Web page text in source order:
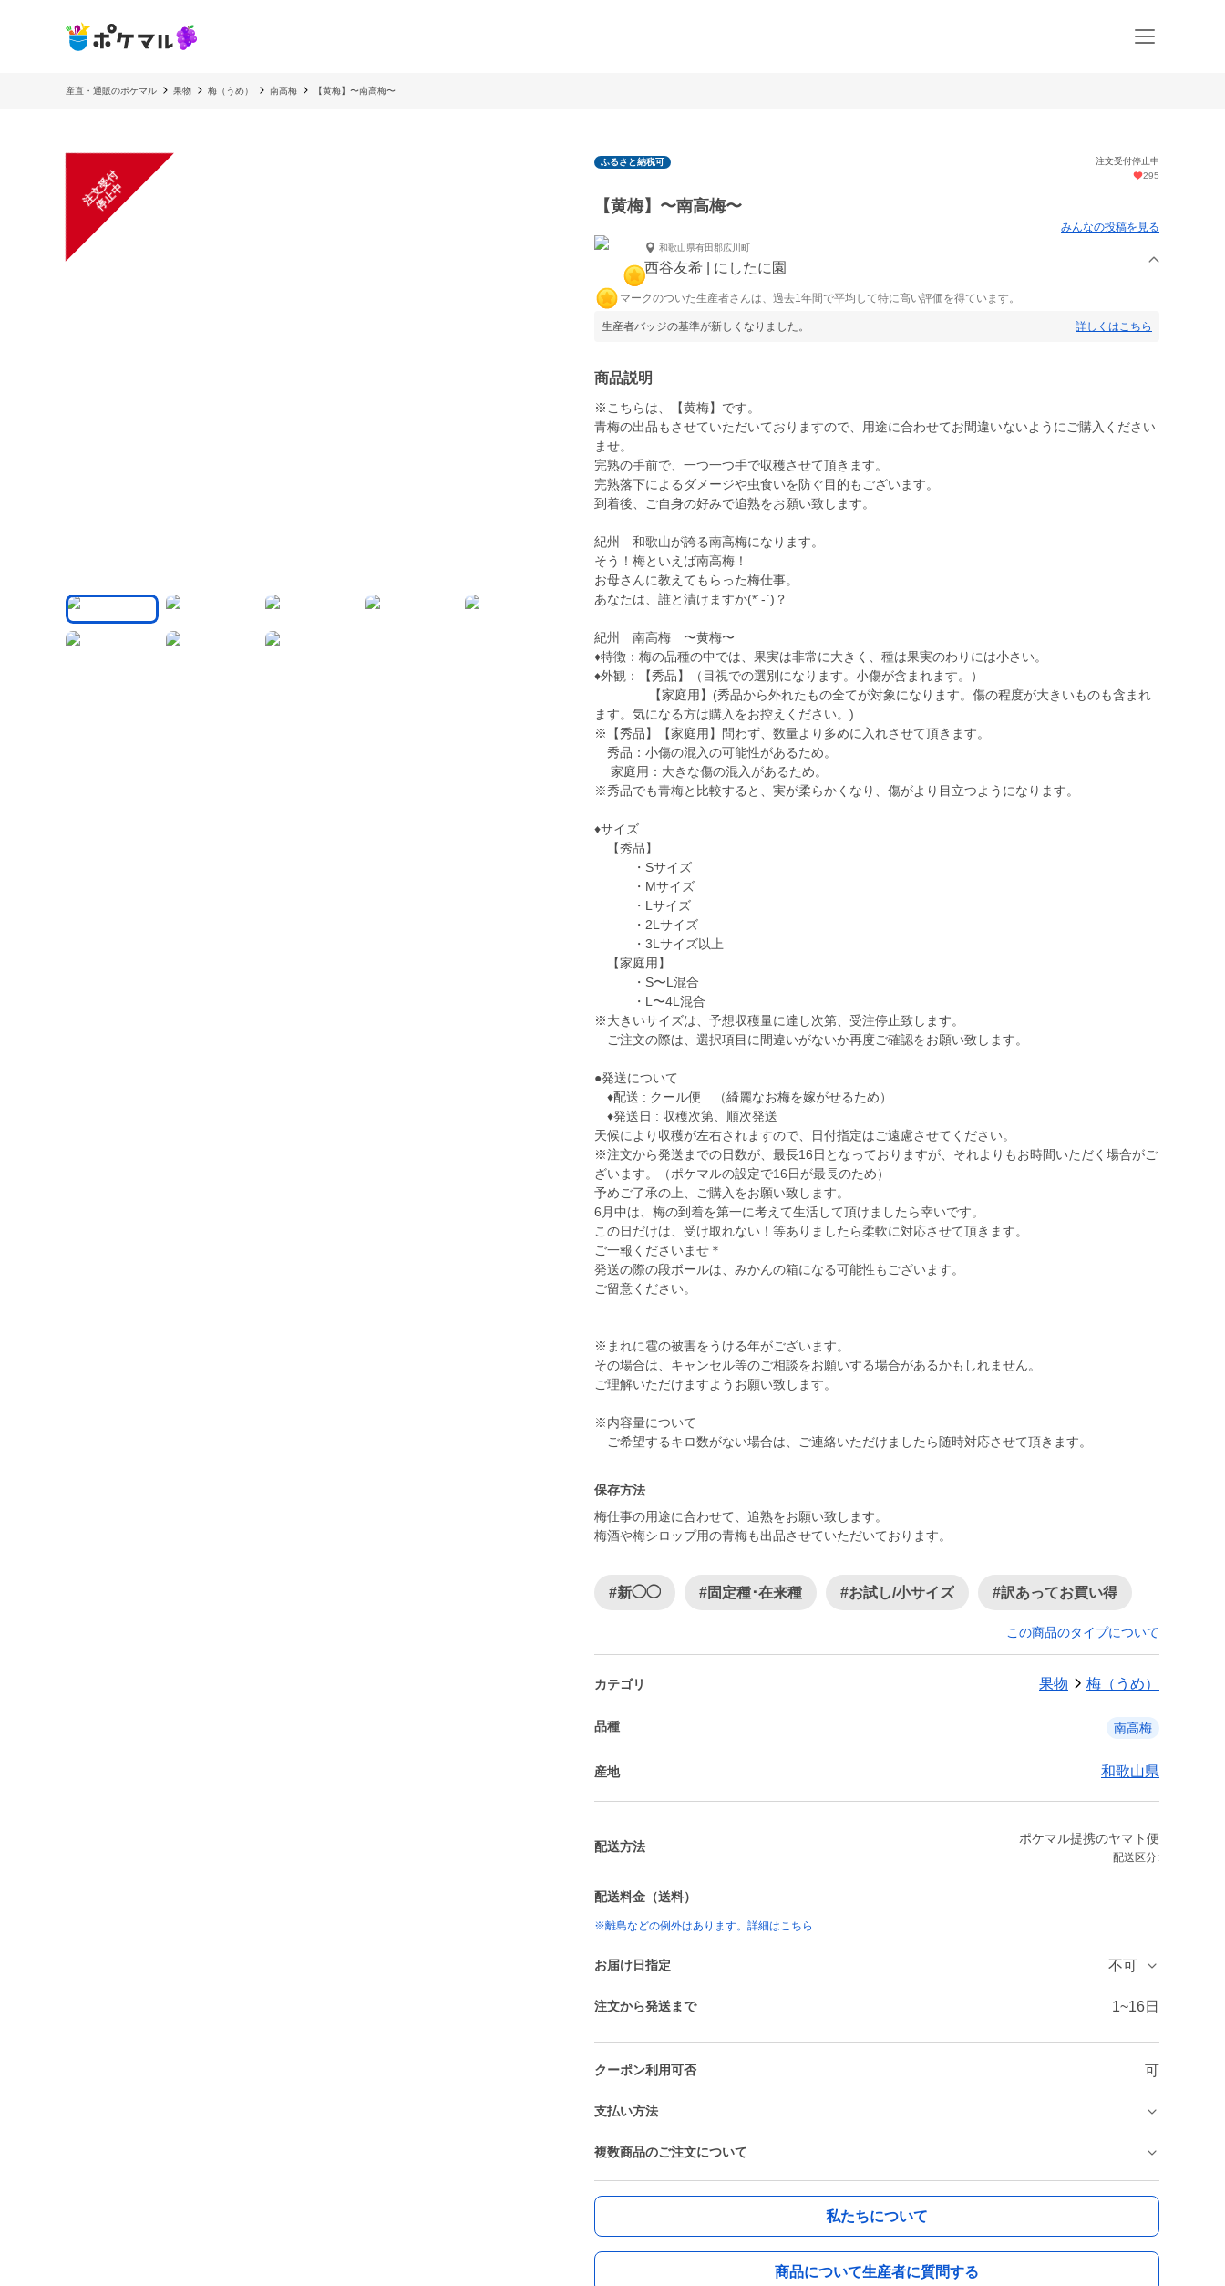
産直・通販のポケマル 果物 梅（うめ） 南高梅 【黄梅】〜南高梅〜
注
文
受
付
停
止
中
ふるさと納税可
注文受付停止中
295
【黄梅】〜南高梅〜
みんなの投稿を見る
和歌山県有田郡広川町
西谷友希 | にしたに園
マークのついた生産者さんは、過去1年間で平均して特に高い評価を得ています。
生産者バッジの基準が新しくなりました。 詳しくはこちら
商品説明
※こちらは、【黄梅】です。
青梅の出品もさせていただいておりますので、用途に合わせてお間違いないようにご購入ください
ませ。
完熟の手前で、一つ一つ手で収穫させて頂きます。
完熟落下によるダメージや虫食いを防ぐ目的もございます。
到着後、ご自身の好みで追熟をお願い致します。
紀州 和歌山が誇る南高梅になります。
そう！梅といえば南高梅！
お母さんに教えてもらった梅仕事。
あなたは、誰と漬けますか(*´-`)？
紀州 南高梅 〜黄梅〜
♦︎特徴：梅の品種の中では、果実は非常に大きく、種は果実のわりには小さい。
♦︎外観：【秀品】（目視での選別になります。小傷が含まれます。）
【家庭用】(秀品から外れたもの全てが対象になります。傷の程度が大きいものも含まれ
ます。気になる方は購入をお控えください。)
※【秀品】【家庭用】問わず、数量より多めに入れさせて頂きます。
秀品：小傷の混入の可能性があるため。
家庭用：大きな傷の混入があるため。
※秀品でも青梅と比較すると、実が柔らかくなり、傷がより目立つようになります。
♦︎サイズ
【秀品】
・Sサイズ
・Mサイズ
・Lサイズ
・2Lサイズ
・3Lサイズ以上
【家庭用】
・S〜L混合
・L〜4L混合
※大きいサイズは、予想収穫量に達し次第、受注停止致します。
ご注文の際は、選択項目に間違いがないか再度ご確認をお願い致します。
●発送について
♦︎配送 : クール便 （綺麗なお梅を嫁がせるため）
♦︎発送日 : 収穫次第、順次発送
天候により収穫が左右されますので、日付指定はご遠慮させてください。
※注文から発送までの日数が、最長16日となっておりますが、それよりもお時間いただく場合がご
ざいます。（ポケマルの設定で16日が最長のため）
予めご了承の上、ご購入をお願い致します。
6月中は、梅の到着を第一に考えて生活して頂けましたら幸いです。
この日だけは、受け取れない！等ありましたら柔軟に対応させて頂きます。
ご一報くださいませ＊
発送の際の段ボールは、みかんの箱になる可能性もございます。
ご留意ください。
※まれに雹の被害をうける年がございます。
その場合は、キャンセル等のご相談をお願いする場合があるかもしれません。
ご理解いただけますようお願い致します。
※内容量について
ご希望するキロ数がない場合は、ご連絡いただけましたら随時対応させて頂きます。
保存方法
梅仕事の用途に合わせて、追熟をお願い致します。
梅酒や梅シロップ用の青梅も出品させていただいております。
#新◯◯ #固定種･在来種 #お試し/小サイズ #訳あってお買い得
この商品のタイプについて
カテゴリ 果物 梅（うめ）
品種 南高梅
産地 和歌山県
配送方法
ポケマル提携のヤマト便
配送区分:
配送料金（送料）
※離島などの例外はあります。詳細はこちら
お届け日指定 不可
注文から発送まで 1~16日
クーポン利用可否 可
支払い方法
複数商品のご注文について
私たちについて
商品について生産者に質問する